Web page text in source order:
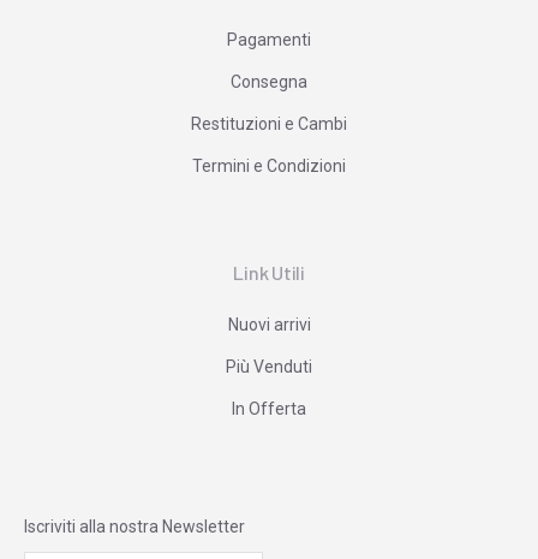
Pagamenti
Consegna
Restituzioni e Cambi
Termini e Condizioni
Link Utili
Nuovi arrivi
Più Venduti
In Offerta
Iscriviti alla nostra Newsletter